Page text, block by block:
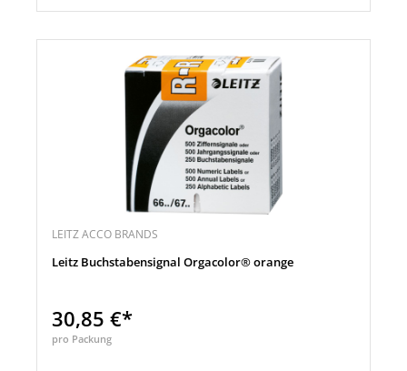
LEITZ ACCO BRANDS
Leitz Buchstabensignal Orgacolor® orange
30,85 €*
pro Packung